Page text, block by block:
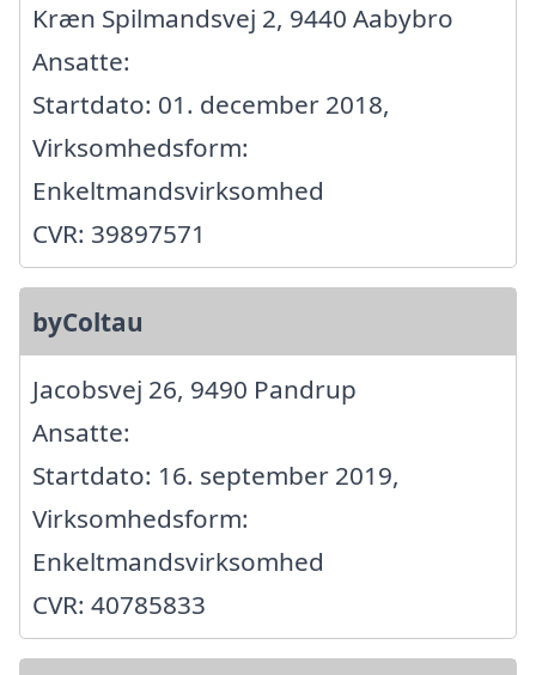
Kræn Spilmandsvej 2, 9440 Aabybro
Ansatte:
Startdato: 01. december 2018,
Virksomhedsform:
Enkeltmandsvirksomhed
CVR: 39897571
byColtau
Jacobsvej 26, 9490 Pandrup
Ansatte:
Startdato: 16. september 2019,
Virksomhedsform:
Enkeltmandsvirksomhed
CVR: 40785833